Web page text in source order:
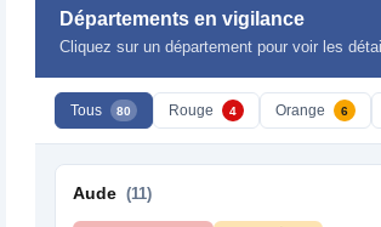
Départements en vigilance
Cliquez sur un département pour voir les
Tous 80 Rouge 4 Orange 6
Aude (11)